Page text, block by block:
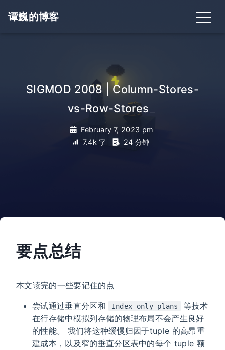
谭巍的博客
SIGMOD 2008 | Column-Stores-
vs-Row-Stores
February 7, 2023 pm
7.4k 字
24 分钟
要点总结
本文读完的一些要记住的点
尝试通过垂直分区和 Index-only plans
等技术
在行存储中模拟列存储的物理布局不会产生良好
的性能。 我们将这种缓慢归因于tuple 的高昂重
建成本，以及窄的垂直分区表中的每个 tuple 额